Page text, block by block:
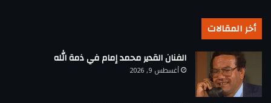
أخر المقالات
الفنان القدير محمد إمام في ذمة الله
أغسطس 9, 2026